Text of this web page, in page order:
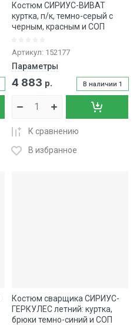
Костюм СИРИУС-ВИВАТ
куртка, п/к, темно-серый с
черным, красным и СОП
Артикул: 152177
Параметры
В наличии 1
4 883 р.
К сравнению
В избранное
Костюм сварщика СИРИУС-
ГЕРКУЛЕС летний: куртка,
брюки темно-синий и СОП